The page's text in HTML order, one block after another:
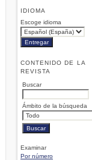
IDIOMA
Escoge idioma
CONTENIDO DE LA
REVISTA
Buscar
Ámbito de la búsqueda
Examinar
Por número